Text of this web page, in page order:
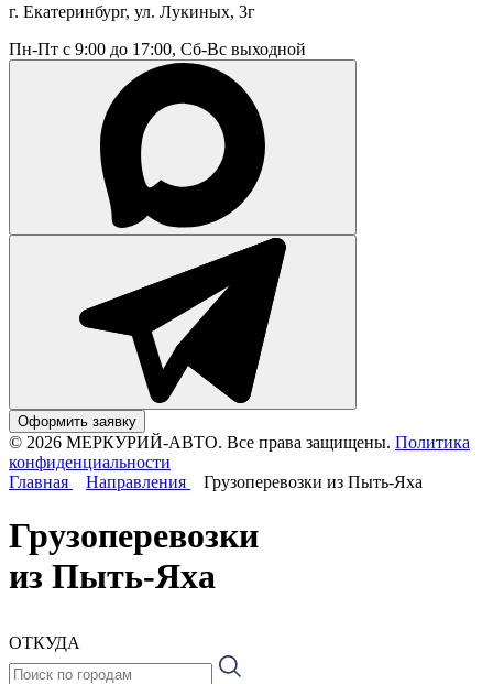
г. Екатеринбург, ул. Лукиных, 3г
Пн-Пт с 9:00 до 17:00, Сб-Вс выходной
Оформить заявку
© 2026 МЕРКУРИЙ-АВТО. Все права защищены. Политика
конфиденциальности
Главная
Направления Грузоперевозки из Пыть-Яха
Грузоперевозки
из Пыть-Яха
ОТКУДА